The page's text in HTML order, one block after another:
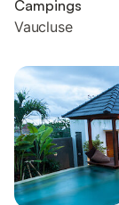
Campings
Vaucluse